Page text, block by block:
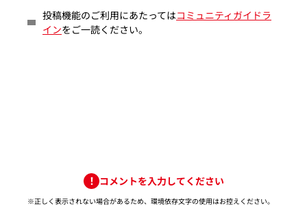
投稿機能のご利用にあたってはコミュニティガイドラ
インをご一読ください。
コメントを入力してください
※正しく表示されない場合があるため、環境依存文字の使用はお控えください。​